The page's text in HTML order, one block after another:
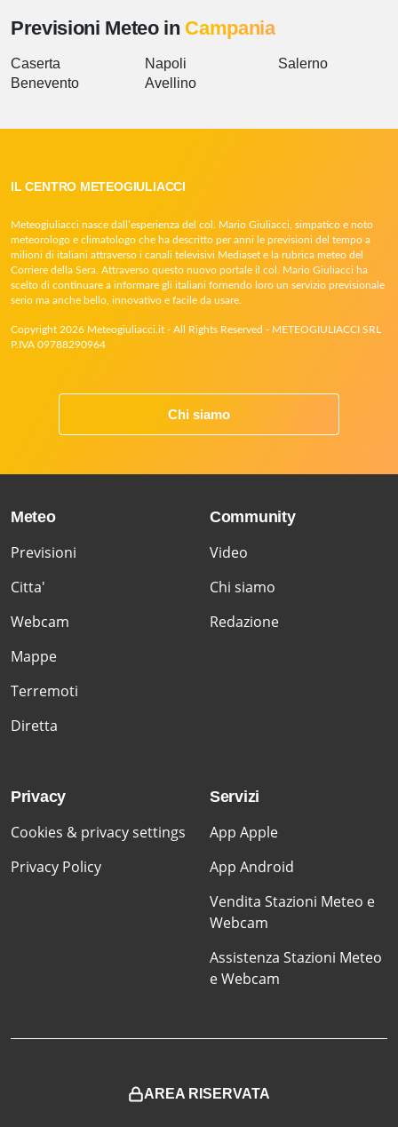
Previsioni Meteo in Campania
Caserta
Benevento
Napoli
Avellino
Salerno
IL CENTRO METEOGIULIACCI
Meteogiuliacci nasce dall’esperienza del col. Mario Giuliacci, simpatico e noto
meteorologo e climatologo che ha descritto per anni le previsioni del tempo a
milioni di italiani attraverso i canali televisivi Mediaset e la rubrica meteo del
Corriere della Sera. Attraverso questo nuovo portale il col. Mario Giuliacci ha
scelto di continuare a informare gli italiani fornendo loro un servizio previsionale
serio ma anche bello, innovativo e facile da usare.
Copyright 2026 Meteogiuliacci.it - All Rights Reserved - METEOGIULIACCI SRL
P.IVA 09788290964
Chi siamo
Meteo
Previsioni
Citta'
Webcam
Mappe
Terremoti
Diretta
Community
Video
Chi siamo
Redazione
Privacy
Cookies & privacy settings
Privacy Policy
Servizi
App Apple
App Android
Vendita Stazioni Meteo e
Webcam
Assistenza Stazioni Meteo
e Webcam
AREA RISERVATA